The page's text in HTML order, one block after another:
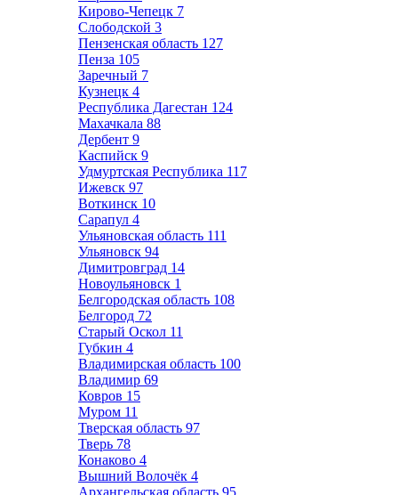
Кирово-Чепецк 7
Слободской 3
Пензенская область 127
Пенза 105
Заречный 7
Кузнецк 4
Республика Дагестан 124
Махачкала 88
Дербент 9
Каспийск 9
Удмуртская Республика 117
Ижевск 97
Воткинск 10
Сарапул 4
Ульяновская область 111
Ульяновск 94
Димитровград 14
Новоульяновск 1
Белгородская область 108
Белгород 72
Старый Оскол 11
Губкин 4
Владимирская область 100
Владимир 69
Ковров 15
Муром 11
Тверская область 97
Тверь 78
Конаково 4
Вышний Волочёк 4
Архангельская область 95